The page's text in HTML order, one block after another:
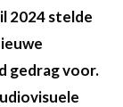
2024 stelde
gedrag voor.